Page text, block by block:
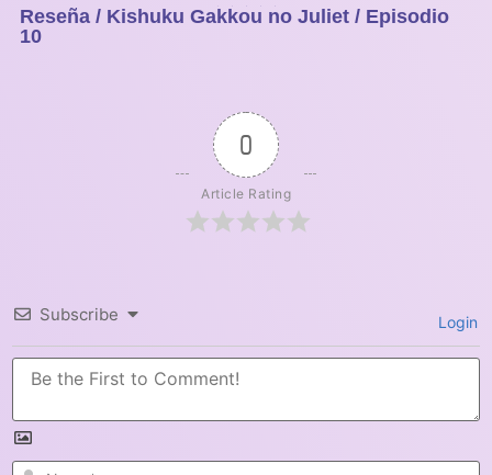
Reseña / Kishuku Gakkou no Juliet / Episodio
10
0
Article Rating
Subscribe Login